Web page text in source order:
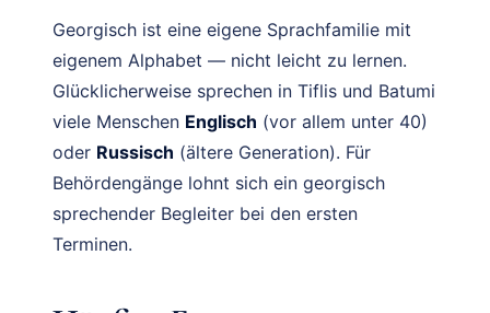
Georgisch ist eine eigene Sprachfamilie mit
eigenem Alphabet — nicht leicht zu lernen.
Glücklicherweise sprechen in Tiflis und Batumi
viele Menschen Englisch (vor allem unter 40)
oder Russisch (ältere Generation). Für
Behördengänge lohnt sich ein georgisch
sprechender Begleiter bei den ersten
Terminen.